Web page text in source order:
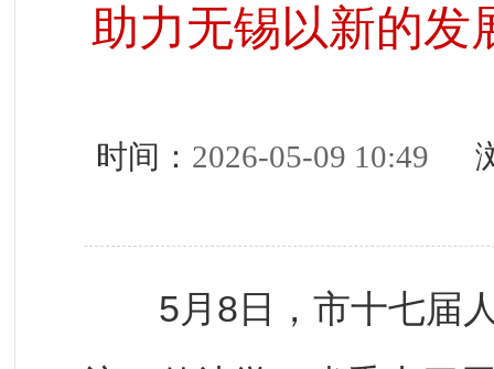
助力无锡以新的发
时间： 2026-05-09 10:49 浏
5月8日，市十七届人